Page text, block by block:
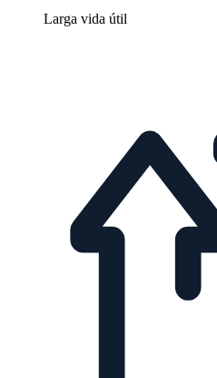
Larga vida útil